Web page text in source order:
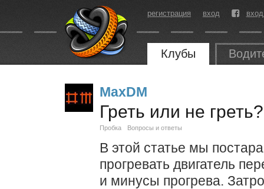
регистрация вход
Клубы
MaxDM
Греть или не греть?
Пробка Вопросы и ответы
В этой статье мы
прогревать двигатель
и минусы прогрева.